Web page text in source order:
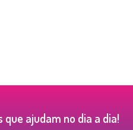
ajudam no dia a dia!